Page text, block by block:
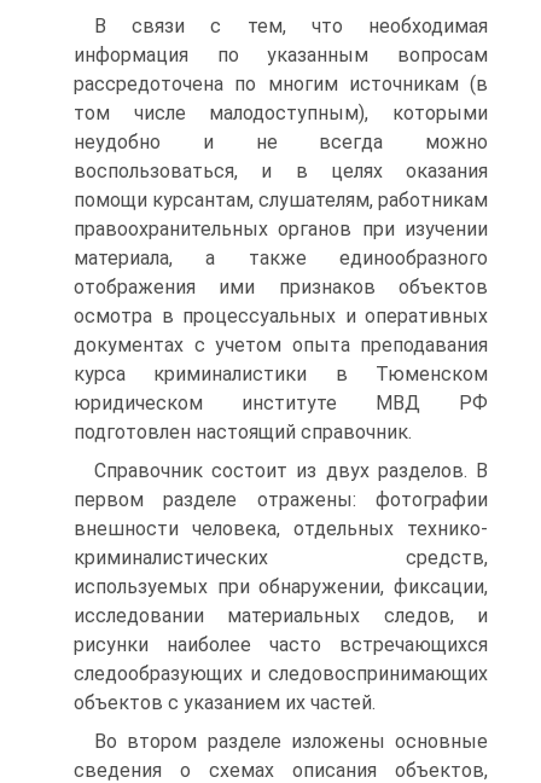
В связи с тем, что необходимая
информация по указанным вопросам
рассредоточена по многим источникам (в
том числе малодоступным), которыми
неудобно и не всегда можно
воспользоваться, и в целях оказания
помощи курсантам, слушателям, работникам
правоохранительных органов при изучении
материала, а также единообразного
отображения ими признаков объектов
осмотра в процессуальных и оперативных
документах с учетом опыта преподавания
курса криминалистики в Тюменском
юридическом институте МВД РФ
подготовлен настоящий справочник.
Справочник состоит из двух разделов. В
первом разделе отражены: фотографии
внешности человека, отдельных технико-
криминалистических средств,
используемых при обнаружении, фиксации,
исследовании материальных следов, и
рисунки наиболее часто встречающихся
следообразующих и следовоспринимающих
объектов с указанием их частей.
Во втором разделе изложены основные
сведения о схемах описания объектов,